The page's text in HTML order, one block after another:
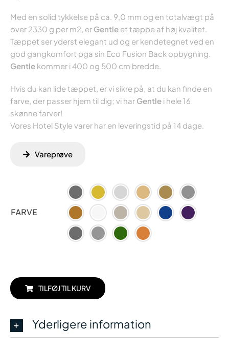
Med en solid tykkelse på ca. 9,0 mm og en totalvægt på
over 2330 g per m2, er Gentleet tæppe af høj kvalitet.
Tæppet ser yderst elegant ud og er kendetegnet ved en
god gangkomfort pga sin Eco Fusion Back opbygning.
Gentlekommer i 400 og 500 cm bredde.
Hvis du kan lide tæppet, er vi sikre på, at du kan finde en
farve, der passer hjem til dig; vi har Gentlei hele 16
skønne farver!
Vores Hotel Style varer har en leveringstid på 14 dage.
Vareprøve
FARVE
TILFØJ TIL KURV
Yderligere information